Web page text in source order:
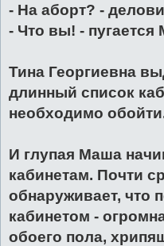
- На аборт? -
- Что вы! - пугается
Тина Георгиевна
длинный список
необходимо
И глупая Маша
кабинетам. Почти
обнаруживает, что
кабинетом -
обоего пола,